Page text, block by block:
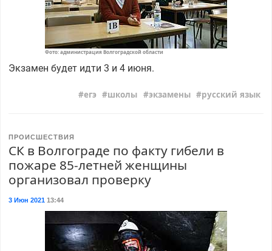
Фото: администрация Волгоградской области
Экзамен будет идти 3 и 4 июня.
егэ школы экзамены русский язык
ПРОИСШЕСТВИЯ
СК в Волгограде по факту гибели в
пожаре 85-летней женщины
организовал проверку
3 Июн 202113:44